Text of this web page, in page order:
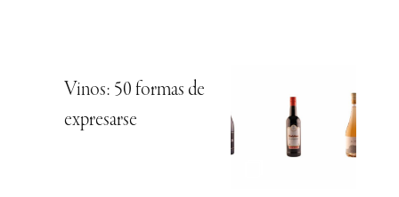
Vinos: 50 formas de
expresarse